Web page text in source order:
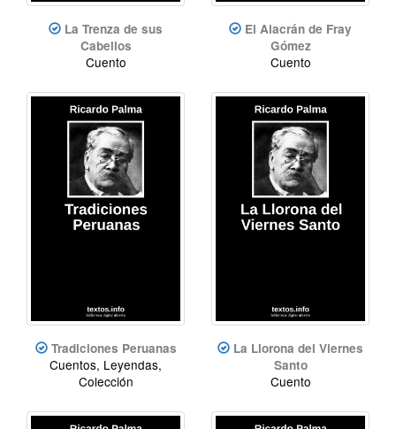
La Trenza de sus
Cabellos
Cuento
El Alacrán de Fray
Gómez
Cuento
Tradiciones Peruanas
Cuentos, Leyendas,
Colección
La Llorona del Viernes
Santo
Cuento